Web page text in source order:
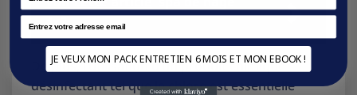
4x2
De plus, l’utilisation d’un produit chimique
désinfectant tel que le chlore est essentielle
Email
JE VEUX MON PACK ENTRETIEN 6 MOIS ET MON EBOOK !